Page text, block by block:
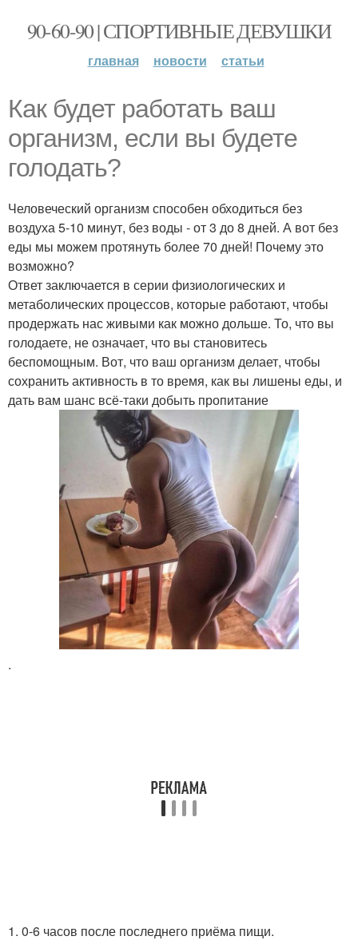
90-60-90 | СПОРТИВНЫЕ ДЕВУШКИ
главная новости статьи
Как будет работать ваш
организм, если вы будете
голодать?
Человеческий организм способен обходиться без
воздуха 5-10 минут, без воды - от 3 до 8 дней. А вот без
еды мы можем протянуть более 70 дней! Почему это
возможно?
Ответ заключается в серии физиологических и
метаболических процессов, которые работают, чтобы
продержать нас живыми как можно дольше. То, что вы
голодаете, не означает, что вы становитесь
беспомощным. Вот, что ваш организм делает, чтобы
сохранить активность в то время, как вы лишены еды, и
дать вам шанс всё-таки добыть пропитание
.
1. 0-6 часов после последнего приёма пищи.